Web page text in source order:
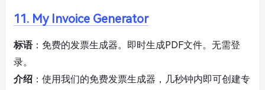
11. My Invoice Generator
标语：免费的发票生成器。即时生成PDF文件。无需登
录。
介绍 ：使用我们的免费发票生成器，几秒钟内即可创建专